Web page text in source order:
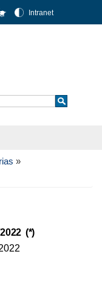
Intranet
»
(*)